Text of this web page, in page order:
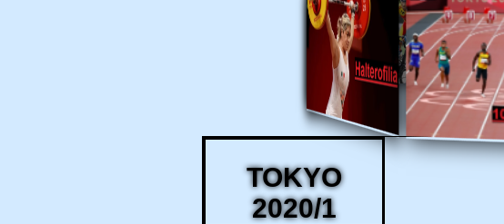
TOKYO
2020/1